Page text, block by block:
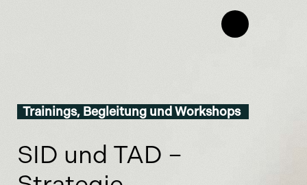
Trainings, Begleitung und Workshops
SID und TAD –